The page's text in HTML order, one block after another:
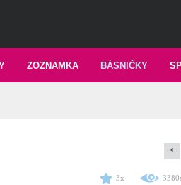
BÁSNIČKY
ZOZNAMKA
<
3x